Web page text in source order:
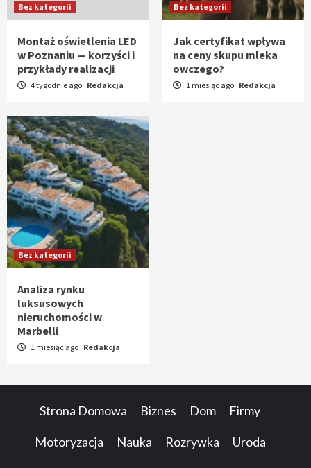
Bez kategorii
Montaż oświetlenia LED
w Poznaniu — korzyści i
przykłady realizacji
4 tygodnie ago Redakcja
Bez kategorii
Jak certyfikat wpływa
na ceny skupu mleka
owczego?
1 miesiąc ago Redakcja
Bez kategorii
Analiza rynku
luksusowych
nieruchomości w
Marbelli
1 miesiąc ago Redakcja
Strona Domowa Biznes Dom Firmy
Motoryzacja Nauka Rozrywka Uroda